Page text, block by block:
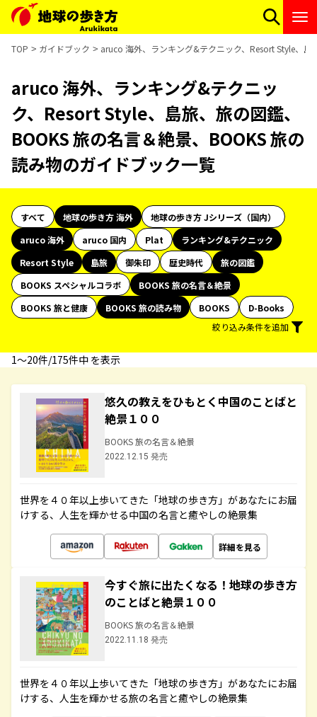
TOP ガイドブック aruco 海外、ランキング&テクニック、Resort Style、
aruco 海外、ランキング&テクニッ
ク、Resort Style、島旅、旅の図鑑、
BOOKS 旅の名言＆絶景、BOOKS 旅の
読み物のガイドブック一覧
すべて 地球の歩き方 海外
地球の歩き方 Jシリーズ（国内）
aruco 海外
aruco 国内 Plat
ランキング&テクニック
Resort Style
島旅 御朱印 歴史時代
旅の図鑑
BOOKS スペシャルコラボ
BOOKS 旅の名言＆絶景
BOOKS 旅と健康
BOOKS 旅の読み物 BOOKS
D-Books
絞り込み条件を追加
1〜20件/175件中 を表示
悠久の教えをひもとく中国のことばと
絶景１００
BOOKS 旅の名言＆絶景
2022.12.15 発売
世界を４０年以上歩いてきた「地球の歩き方」があなたにお届
けする、人生を輝かせる中国の名言と癒やしの絶景集
詳細を見る
今すぐ旅に出たくなる！地球の歩き方
のことばと絶景１００
BOOKS 旅の名言＆絶景
2022.11.18 発売
世界を４０年以上歩いてきた「地球の歩き方」があなたにお届
けする、人生を輝かせる旅の名言と癒やしの絶景集